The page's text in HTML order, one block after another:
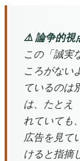
⚠️ 論争的視
この「誠実
ころがない
ているのは
は、たとえ
れていても
広告を見て
けると指摘